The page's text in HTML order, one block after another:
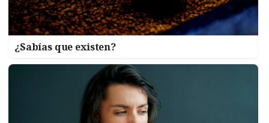
¿Sabías que existen?